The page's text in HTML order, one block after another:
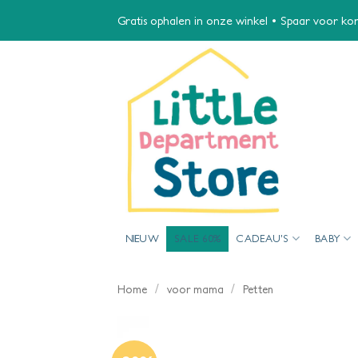
Gratis ophalen in onze winkel • Spaar voor
NIEUW SALE 60% CADEAU’S BABY
Home / voor mama / Petten